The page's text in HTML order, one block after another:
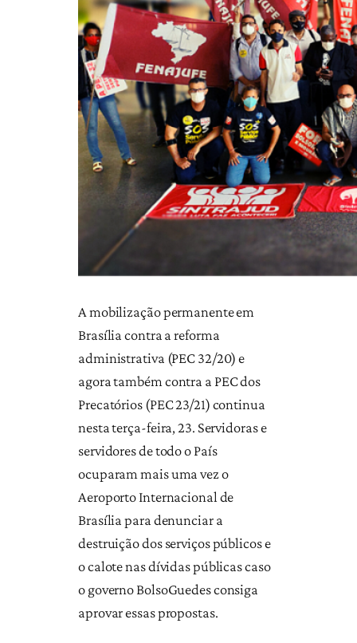
A mobilização permanente em
Brasília contra a reforma
administrativa (PEC 32/20) e
agora também contra a PEC dos
Precatórios (PEC 23/21) continua
nesta terça-feira, 23. Servidoras e
servidores de todo o País
ocuparam mais uma vez o
Aeroporto Internacional de
Brasília para denunciar a
destruição dos serviços públicos e
o calote nas dívidas públicas caso
o governo BolsoGuedes consiga
aprovar essas propostas.